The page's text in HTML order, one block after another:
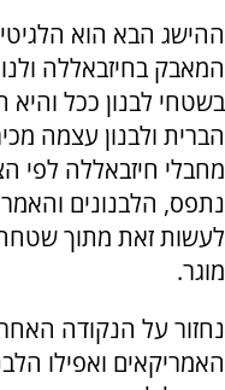
ההישג הבא הוא
המאבק בחיזבאללה
בשטחי לבנון ככל
הברית ולבנון עצמה
מחבלי חיזבאללה לפי
נתפס, הלבנונים
לעשות זאת מתוך שטחה
מוגר.
נחזור על הנקודה
האמריקאים ואפילו